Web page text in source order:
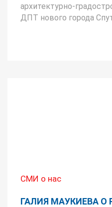
архитектурно-
ДПТ нового города
СМИ о нас
ГАЛИЯ МАУКИЕВА О